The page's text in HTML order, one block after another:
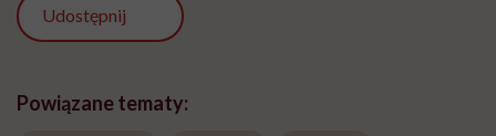
Udostępnij
Powiązane tematy: